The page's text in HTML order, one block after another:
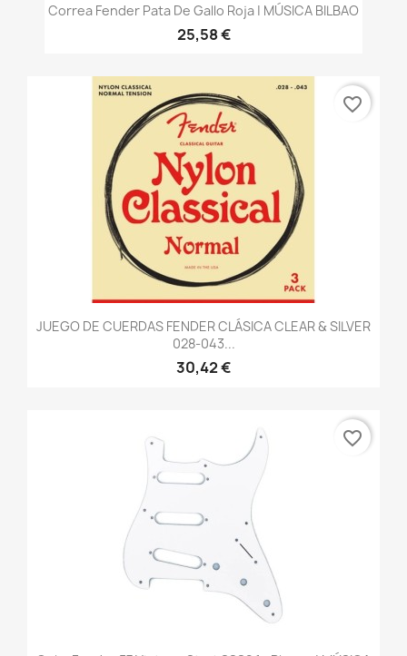
Correa Fender Pata De Gallo Roja | MÚSICA BILBAO
25,58 €
JUEGO DE CUERDAS FENDER CLÁSICA CLEAR & SILVER
028-043...
30,42 €
favorite_border
favorite_border